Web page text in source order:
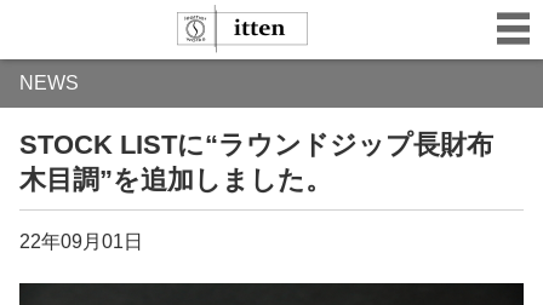
NEWS
STOCK LISTに“ラウンドジップ長財布
木目調”を追加しました。
22年09月01日